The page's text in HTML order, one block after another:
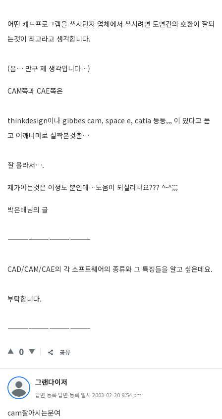
어떤 캐드프로그램을 쓰시던지 업체에서 쓰시려면 도면간의 호환이 잘되
는것이 최고라고 생각합니다.
(음… 만구 제 생각입니다…)
CAM쪽과 CAE쪽은
thinkdesign이나 gibbes cam, space e, catia 등등,,, 이 있다고 듣
고 어깨너머로 살짝본것뿐…
잘 몰라서….
제가아는것은 이정도 뿐인데…도움이 되실라나요??? ^-^;;;
박은배님의 글
————————————
CAD/CAM/CAE의 각 소프트웨어의 종류와 그 특징들을 알고 싶은데요.
부탁합니다.
————————————
0 공유
그랜다이저
답변 등록 답변 등록 일시 2003-02-20 9:54 pm
cam잘아시는분여